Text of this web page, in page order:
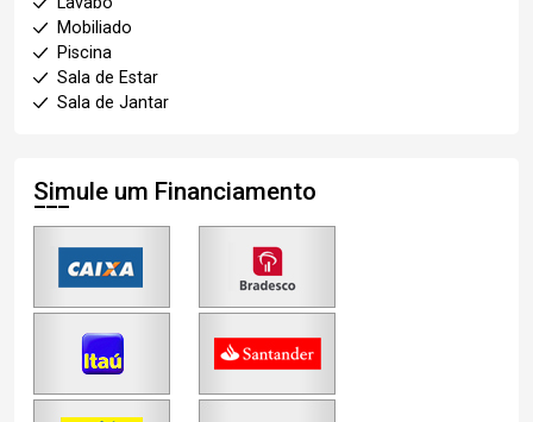
Mobiliado
Piscina
Sala de Estar
Sala de Jantar
Simule um Financiamento